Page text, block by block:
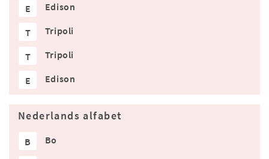
E Edison
T Tripoli
T Tripoli
E Edison
Nederlands alfabet
B
Bo